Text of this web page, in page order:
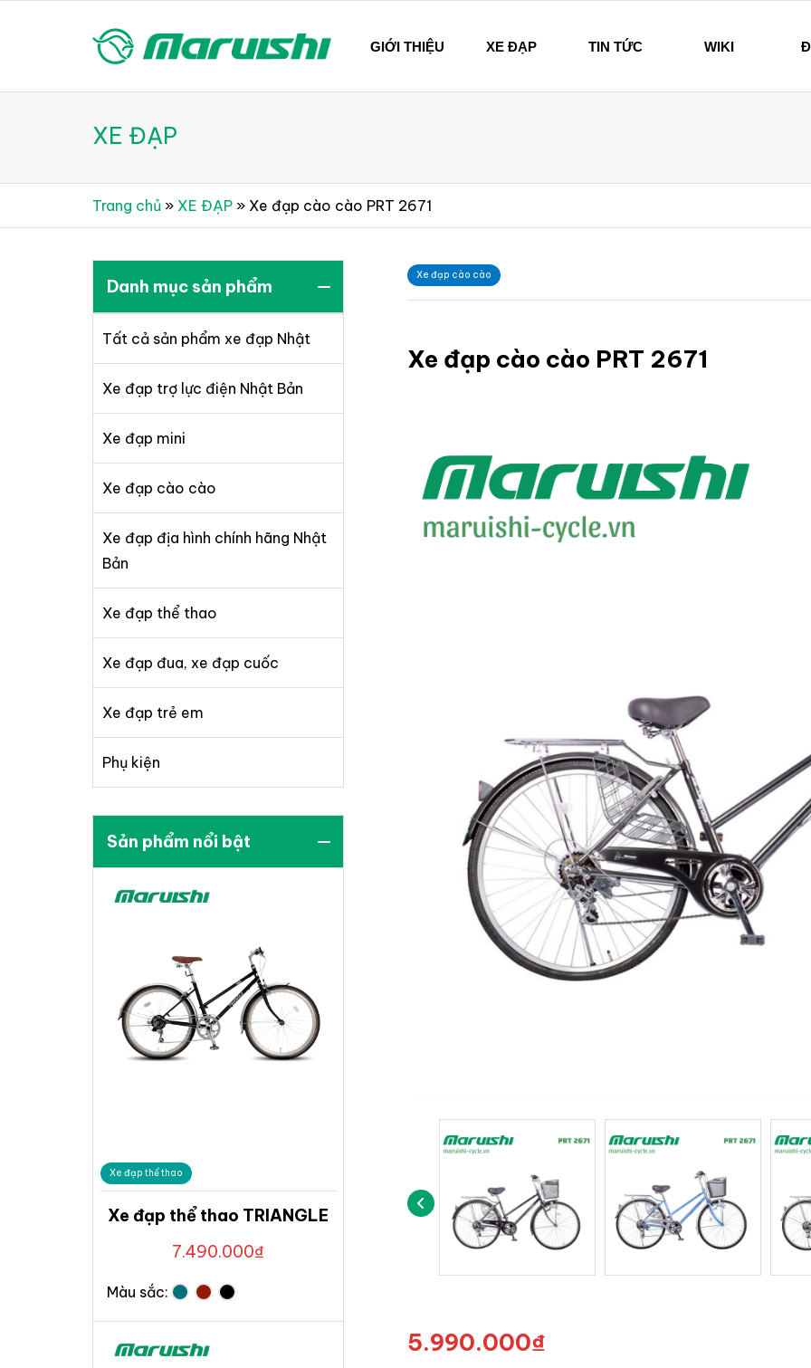
Xe đạp Nhật Bản Maruishi – Since 1894
GIỚI THIỆU XE ĐẠP TIN TỨC WIKI
XE ĐẠP
Trang chủ » XE ĐẠP » Xe đạp cào cào PRT 2671
Xe đạp cào cào
Xe đạp cào cào PRT 2671
5.990.000₫
Danh mục sản phẩm
Tất cả sản phẩm xe đạp Nhật
Xe đạp trợ lực điện Nhật Bản
Xe đạp mini
Xe đạp cào cào
Xe đạp địa hình chính hãng Nhật
Bản
Xe đạp thể thao
Xe đạp đua, xe đạp cuốc
Xe đạp trẻ em
Phụ kiện
Sản phẩm nổi bật
Xe đạp thể thao
Xe đạp thể thao TRIANGLE
7.490.000₫
Màu sắc: